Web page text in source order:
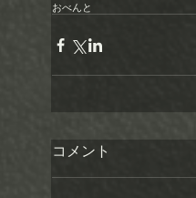
おべんと
コメント